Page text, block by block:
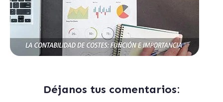
Déjanos tus comentarios: